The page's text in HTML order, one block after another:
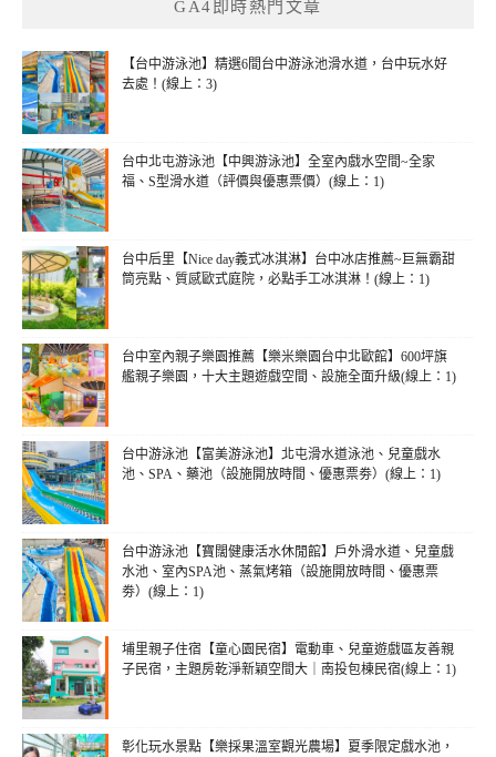
GA4即時熱門文章
【台中游泳池】精選6間台中游泳池滑水道，台中玩水好
去處！(線上：3)
台中北屯游泳池【中興游泳池】全室內戲水空間~全家
福、S型滑水道（評價與優惠票價）(線上：1)
台中后里【Nice day義式冰淇淋】台中冰店推薦~巨無霸甜
筒亮點、質感歐式庭院，必點手工冰淇淋！(線上：1)
台中室內親子樂園推薦【樂米樂園台中北歐館】600坪旗
艦親子樂園，十大主題遊戲空間、設施全面升級(線上：1)
台中游泳池【富美游泳池】北屯滑水道泳池、兒童戲水
池、SPA、藥池（設施開放時間、優惠票劵）(線上：1)
台中游泳池【寶闊健康活水休閒館】戶外滑水道、兒童戲
水池、室內SPA池、蒸氣烤箱（設施開放時間、優惠票
劵）(線上：1)
埔里親子住宿【童心園民宿】電動車、兒童遊戲區友善親
子民宿，主題房乾淨新穎空間大｜南投包棟民宿(線上：1)
彰化玩水景點【樂採果溫室觀光農場】夏季限定戲水池，